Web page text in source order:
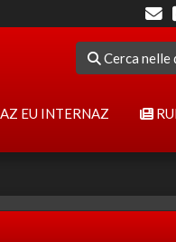
Cerca nelle
EU INTERNAZ